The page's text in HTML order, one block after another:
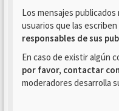
Los mensajes
usuarios que las escriben
responsables de sus
En caso de existir algún
por favor, contactar
moderadores desarrolla